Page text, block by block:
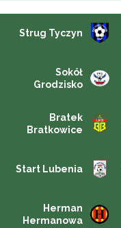
Strug Tyczyn
Sokół
Grodzisko
Bratek
Bratkowice
Start Lubenia
Herman
Hermanowa